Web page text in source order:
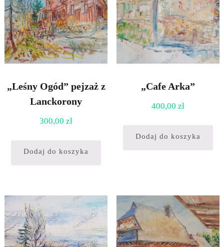
„Leśny Ogód” pejzaż z
Lanckorony
300,00zł
Dodaj do koszyka
„Cafe Arka”
400,00 zł
Dodaj do koszyka